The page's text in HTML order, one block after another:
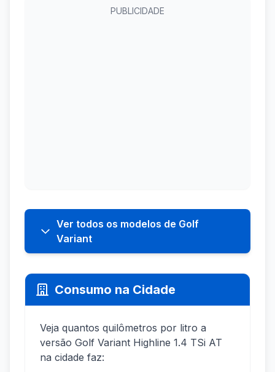
PUBLICIDADE
Ver todos os modelos de Golf
Variant
Consumo na Cidade
Veja quantos quilômetros por litro a
versão Golf Variant Highline 1.4 TSi AT
na cidade faz: